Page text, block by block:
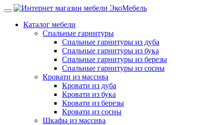
Каталог мебели
Спальные гарнитуры
Спальные гарнитуры из дуба
Спальные гарнитуры из бука
Спальные гарнитуры из березы
Спальные гарнитуры из сосны
Кровати из массива
Кровати из дуба
Кровати из бука
Кровати из березы
Кровати из сосны
Шкафы из массива